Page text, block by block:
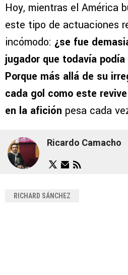
Hoy, mientras el América
este tipo de actuaciones
incómodo: ¿se fue
jugador que todavía
Porque más allá de su
cada gol como este
en la afición pesa cada
Ricardo Camacho
RICHARD SÁNCHEZ